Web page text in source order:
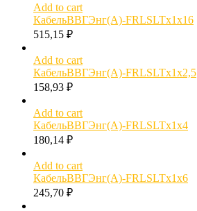
Add to cart
КабельВВГЭнг(А)-FRLSLTx1х16
515,15 ₽
Add to cart
КабельВВГЭнг(А)-FRLSLTx1х2,5
158,93 ₽
Add to cart
КабельВВГЭнг(А)-FRLSLTx1х4
180,14 ₽
Add to cart
КабельВВГЭнг(А)-FRLSLTx1х6
245,70 ₽